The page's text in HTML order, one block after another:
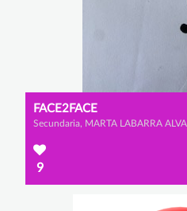
FACE2FACE
9